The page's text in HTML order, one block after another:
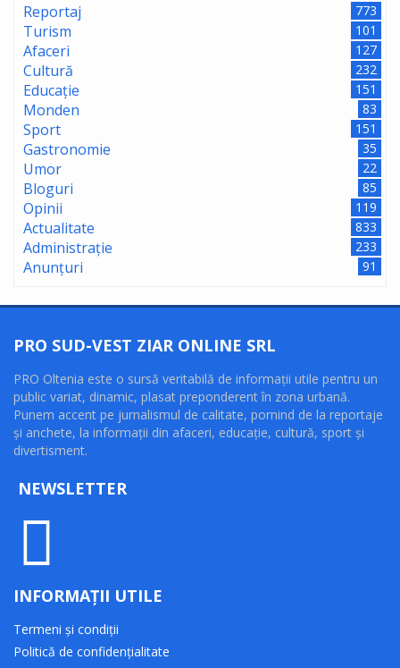
Reportaj 773
Turism 101
Afaceri 127
Cultură 232
Educație 151
Monden 83
Sport 151
Gastronomie 35
Umor 22
Bloguri 85
Opinii 119
Actualitate 833
Administrație 233
Anunțuri 91
PRO SUD-VEST ZIAR ONLINE SRL
PRO Oltenia este o sursă veritabilă de informaţii utile pentru un
public variat, dinamic, plasat preponderent în zona urbană.
Punem accent pe jurnalismul de calitate, pornind de la reportaje
şi anchete, la informaţii din afaceri, educaţie, cultură, sport şi
divertisment.
NEWSLETTER
INFORMAȚII UTILE
Termeni și condiții
Politică de confidențialitate